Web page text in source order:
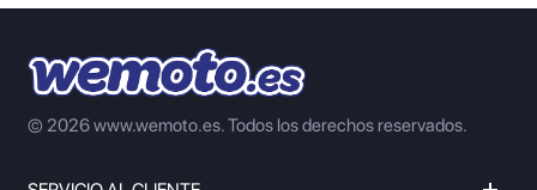
© 2026 www.wemoto.es.Todos los derechos reservados.